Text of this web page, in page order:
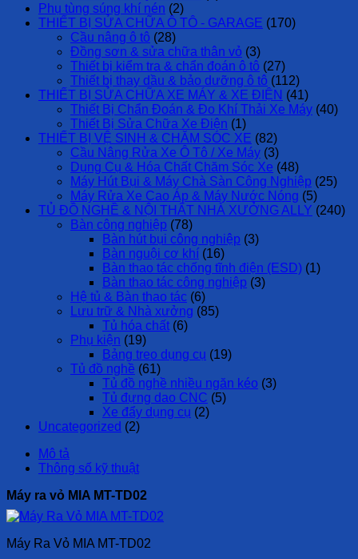
Phụ tùng súng khí nén (2)
THIẾT BỊ SỬA CHỮA Ô TÔ - GARAGE (170)
Cầu nâng ô tô (28)
Đồng sơn & sửa chữa thân vỏ (3)
Thiết bị kiểm tra & chẩn đoán ô tô (27)
Thiết bị thay dầu & bảo dưỡng ô tô (112)
THIẾT BỊ SỬA CHỮA XE MÁY & XE ĐIỆN (41)
Thiết Bị Chẩn Đoán & Đo Khí Thải Xe Máy (40)
Thiết Bị Sửa Chữa Xe Điện (1)
THIẾT BỊ VỆ SINH & CHĂM SÓC XE (82)
Cầu Nâng Rửa Xe Ô Tô / Xe Máy (3)
Dụng Cụ & Hóa Chất Chăm Sóc Xe (48)
Máy Hút Bụi & Máy Chà Sàn Công Nghiệp (25)
Máy Rửa Xe Cao Áp & Máy Nước Nóng (5)
TỦ ĐỒ NGHỀ & NỘI THẤT NHÀ XƯỞNG ALLY (240)
Bàn công nghiệp (78)
Bàn hút bụi công nghiệp (3)
Bàn nguội cơ khí (16)
Bàn thao tác chống tĩnh điện (ESD) (1)
Bàn thao tác công nghiệp (3)
Hệ tủ & Bàn thao tác (6)
Lưu trữ & Nhà xưởng (85)
Tủ hóa chất (6)
Phụ kiện (19)
Bảng treo dụng cụ (19)
Tủ đồ nghề (61)
Tủ đồ nghề nhiều ngăn kéo (3)
Tủ đựng dao CNC (5)
Xe đẩy dụng cụ (2)
Uncategorized (2)
Mô tả
Thông số kỹ thuật
Máy ra vỏ MIA MT-TD02
Máy Ra Vỏ MIA MT-TD02